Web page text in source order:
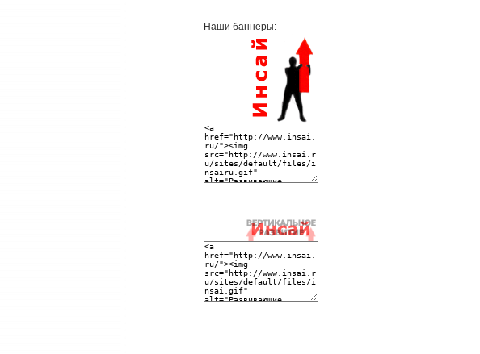
Наши баннеры: